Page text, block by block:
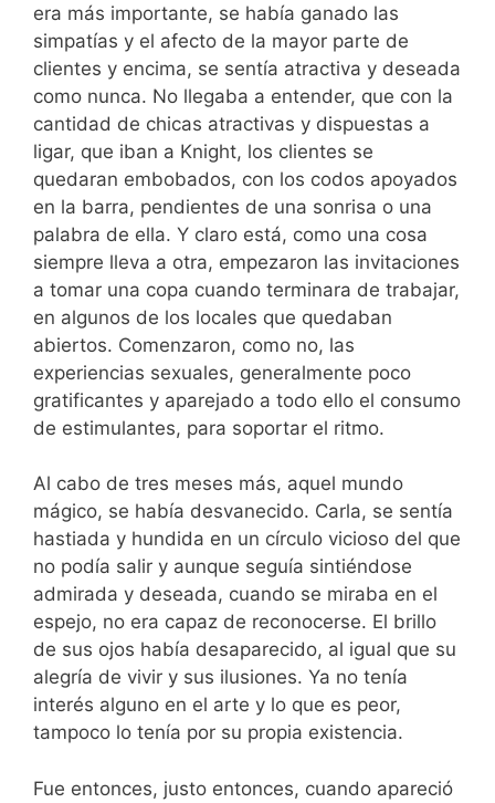
era más importante, se había ganado las
simpatías y el afecto de la mayor parte de
clientes y encima, se sentía atractiva y deseada
como nunca. No llegaba a entender, que con la
cantidad de chicas atractivas y dispuestas a
ligar, que iban a Knight, los clientes se
quedaran embobados, con los codos apoyados
en la barra, pendientes de una sonrisa o una
palabra de ella. Y claro está, como una cosa
siempre lleva a otra, empezaron las invitaciones
a tomar una copa cuando terminara de trabajar,
en algunos de los locales que quedaban
abiertos. Comenzaron, como no, las
experiencias sexuales, generalmente poco
gratificantes y aparejado a todo ello el consumo
de estimulantes, para soportar el ritmo.
Al cabo de tres meses más, aquel mundo
mágico, se había desvanecido. Carla, se sentía
hastiada y hundida en un círculo vicioso del que
no podía salir y aunque seguía sintiéndose
admirada y deseada, cuando se miraba en el
espejo, no era capaz de reconocerse. El brillo
de sus ojos había desaparecido, al igual que su
alegría de vivir y sus ilusiones. Ya no tenía
interés alguno en el arte y lo que es peor,
tampoco lo tenía por su propia existencia.
Fue entonces, justo entonces, cuando apareció